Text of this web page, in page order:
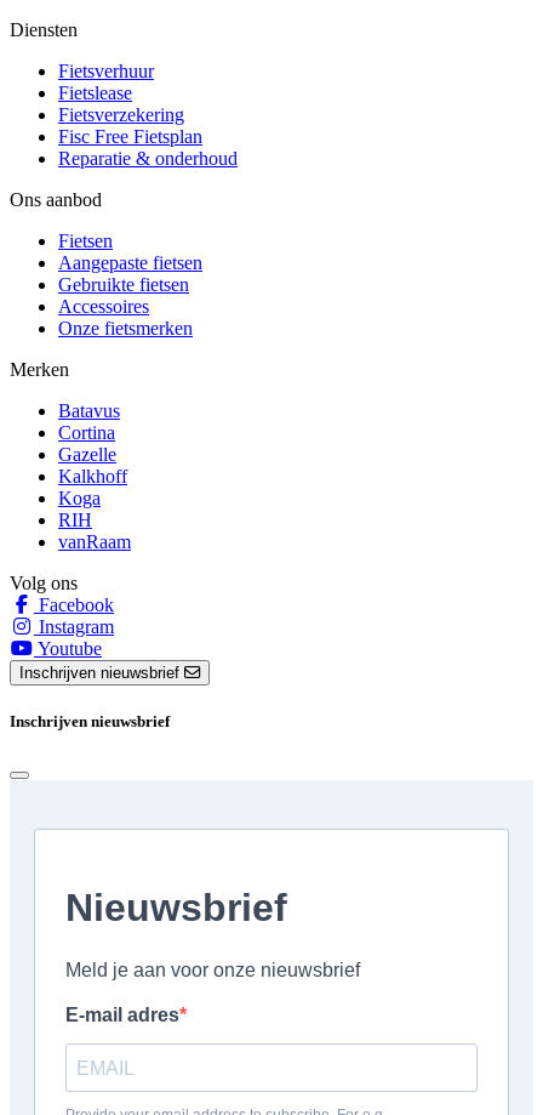
Diensten
Fietsverhuur
Fietslease
Fietsverzekering
Fisc Free Fietsplan
Reparatie & onderhoud
Ons aanbod
Fietsen
Aangepaste fietsen
Gebruikte fietsen
Accessoires
Onze fietsmerken
Merken
Batavus
Cortina
Gazelle
Kalkhoff
Koga
RIH
vanRaam
Volg ons
Facebook
Instagram
Youtube
Inschrijven nieuwsbrief
Inschrijven nieuwsbrief